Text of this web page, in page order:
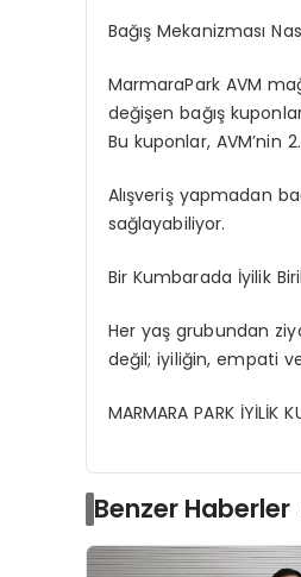
Bağış Mekanizması
MarmaraPark AVM
değişen bağış
Bu kuponlar, AVM’nin
Alışveriş yapmadan
sağlayabiliyor.
Bir Kumbarada İyilik
Her yaş grubundan
değil; iyiliğin, empati
MARMARA PARK İYİLİK
Benzer Haberler